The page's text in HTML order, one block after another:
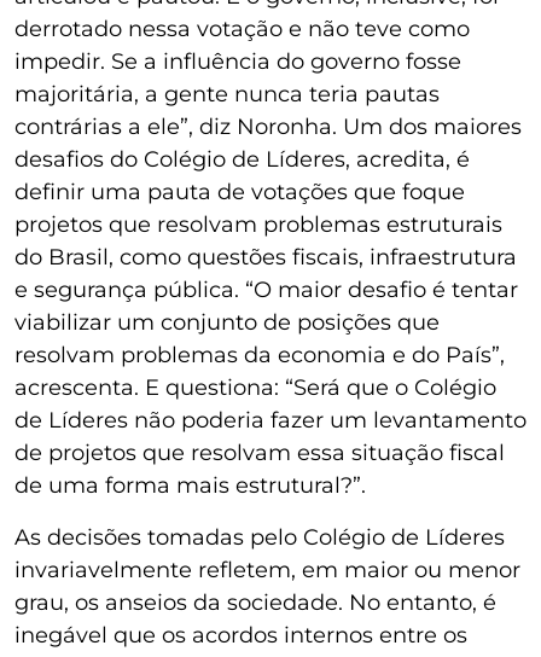
derrotado nessa votação e não teve como
impedir. Se a influência do governo fosse
majoritária, a gente nunca teria pautas
contrárias a ele”, diz Noronha. Um dos maiores
desafios do Colégio de Líderes, acredita, é
definir uma pauta de votações que foque
projetos que resolvam problemas estruturais
do Brasil, como questões fiscais, infraestrutura
e segurança pública. “O maior desafio é tentar
viabilizar um conjunto de posições que
resolvam problemas da economia e do País”,
acrescenta. E questiona: “Será que o Colégio
de Líderes não poderia fazer um levantamento
de projetos que resolvam essa situação fiscal
de uma forma mais estrutural?”.
As decisões tomadas pelo Colégio de Líderes
invariavelmente refletem, em maior ou menor
grau, os anseios da sociedade. No entanto, é
inegável que os acordos internos entre os